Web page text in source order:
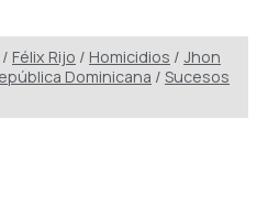
/ Félix Rijo / Homicidios / Jhon
Dominicana / Sucesos